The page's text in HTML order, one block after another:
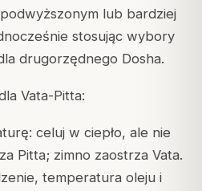
lub bardziej
stosując wybory
drugorzędnego Dosha.
Vata-Pitta:
celuj w ciepło, ale nie
Pitta; zimno zaostrza Vata.
temperatura oleju i